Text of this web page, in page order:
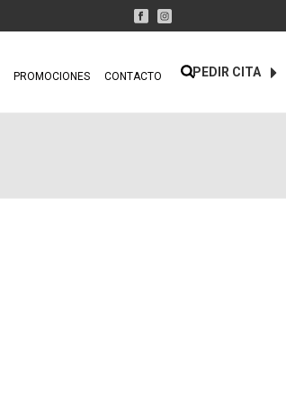
PROMOCIONES CONTACTO PEDIR CITA